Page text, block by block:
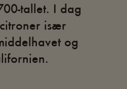
tallet. I dag
især
og